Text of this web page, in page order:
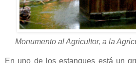
Monumento al Agricultor, a la
En uno de los estanques está un